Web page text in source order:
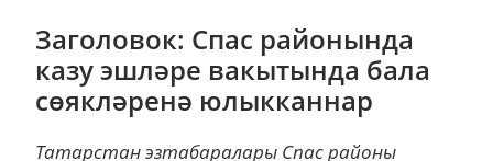
Заголовок: Спас районында
казу эшләре вакытында бала
сөякләренә юлыкканнар
Татарстан эзтабаралары Спас районы